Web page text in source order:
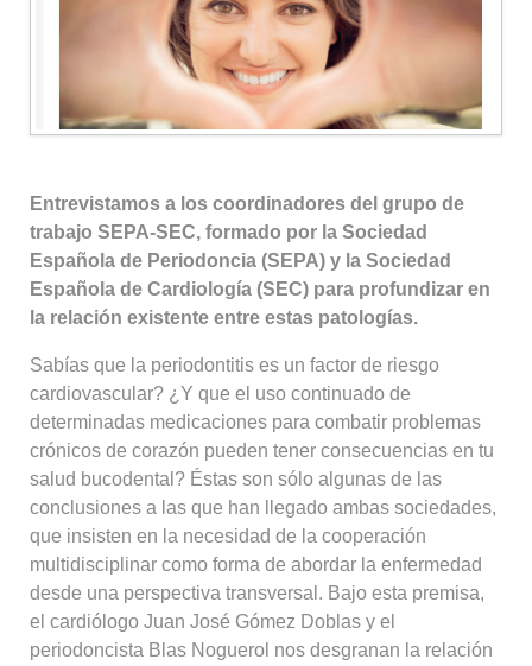
Entrevistamos a los coordinadores del grupo de
trabajo SEPA-SEC, formado por la Sociedad
Española de Periodoncia (SEPA) y la Sociedad
Española de Cardiología (SEC) para profundizar en
la relación existente entre estas patologías.
Sabías que la periodontitis es un factor de riesgo
cardiovascular? ¿Y que el uso continuado de
determinadas medicaciones para combatir problemas
crónicos de corazón pueden tener consecuencias en tu
salud bucodental? Éstas son sólo algunas de las
conclusiones a las que han llegado ambas sociedades,
que insisten en la necesidad de la cooperación
multidisciplinar como forma de abordar la enfermedad
desde una perspectiva transversal. Bajo esta premisa,
el cardiólogo Juan José Gómez Doblas y el
periodoncista Blas Noguerol nos desgranan la relación